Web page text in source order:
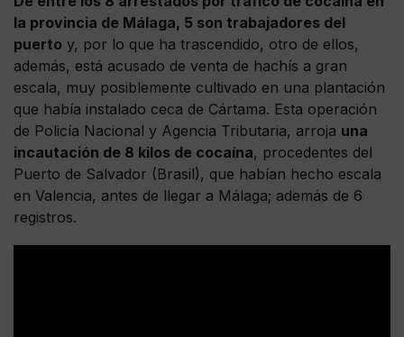
la provincia de Málaga, 5 son trabajadores del
puerto y, por lo que ha trascendido, otro de ellos,
además, está acusado de venta de hachís a gran
escala, muy posiblemente cultivado en una plantación
que había instalado ceca de Cártama. Esta operación
de Policía Nacional y Agencia Tributaria, arroja una
incautación de 8 kilos de cocaína, procedentes del
Puerto de Salvador (Brasil), que habían hecho escala
en Valencia, antes de llegar a Málaga; además de 6
registros.